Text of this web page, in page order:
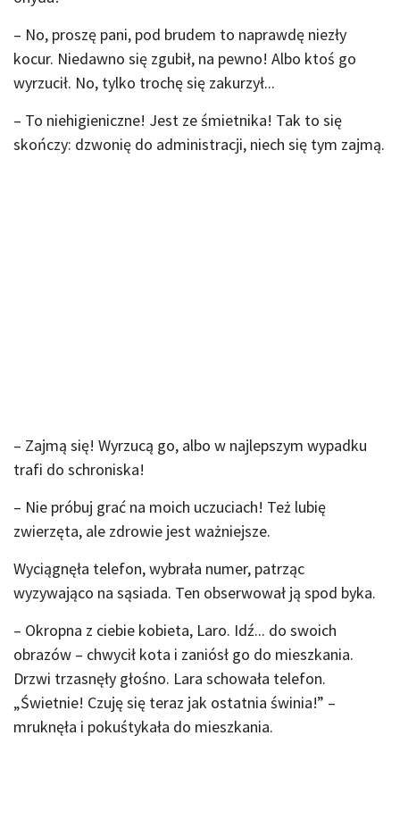
– No, proszę pani, pod brudem to naprawdę niezły
kocur. Niedawno się zgubił, na pewno! Albo ktoś go
wyrzucił. No, tylko trochę się zakurzył...
– To niehigieniczne! Jest ze śmietnika! Tak to się
skończy: dzwonię do administracji, niech się tym zajmą.
– Zajmą się! Wyrzucą go, albo w najlepszym wypadku
trafi do schroniska!
– Nie próbuj grać na moich uczuciach! Też lubię
zwierzęta, ale zdrowie jest ważniejsze.
Wyciągnęła telefon, wybrała numer, patrząc
wyzywająco na sąsiada. Ten obserwował ją spod byka.
– Okropna z ciebie kobieta, Laro. Idź... do swoich
obrazów – chwycił kota i zaniósł go do mieszkania.
Drzwi trzasnęły głośno. Lara schowała telefon.
„Świetnie! Czuję się teraz jak ostatnia świnia!” –
mruknęła i pokuśtykała do mieszkania.